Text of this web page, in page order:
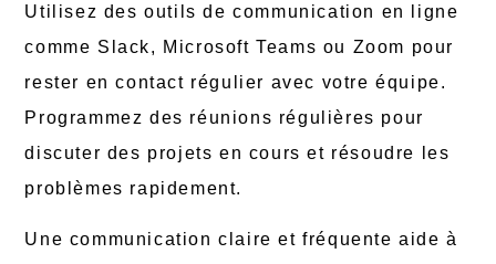
Utilisez des outils de communication en ligne
comme Slack, Microsoft Teams ou Zoom pour
rester en contact régulier avec votre équipe.
Programmez des réunions régulières pour
discuter des projets en cours et résoudre les
problèmes rapidement.
Une communication claire et fréquente aide à